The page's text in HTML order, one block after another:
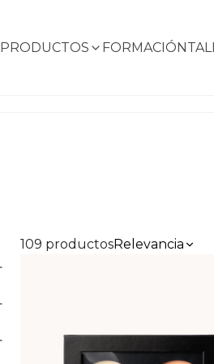
PRODUCTOS FORMACIÓN
109 productosRelevancia